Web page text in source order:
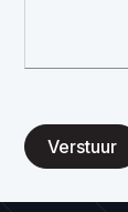
Verstuur